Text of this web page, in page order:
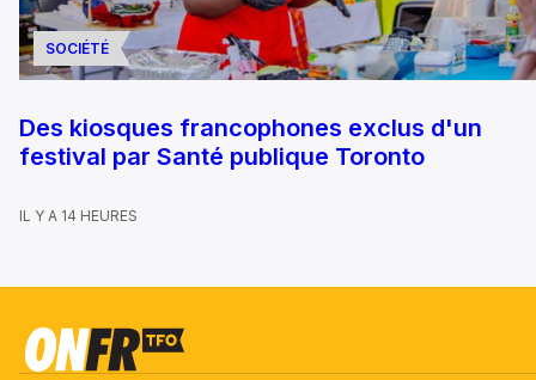
SOCIÉTÉ
Des kiosques francophones exclus d'un
festival par Santé publique Toronto
IL Y A 14 HEURES